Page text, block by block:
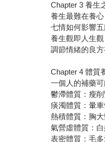
Chapter 3 養生
養生最難在養心
七情如何影響
養生觀即人生觀
調節情緒的良
Chapter 4 體質
一個人的補藥
鬱滯體質：瘦
痰濁體質：暈
熱積體質：胸
氣營虛體質：白
表密體質：毛